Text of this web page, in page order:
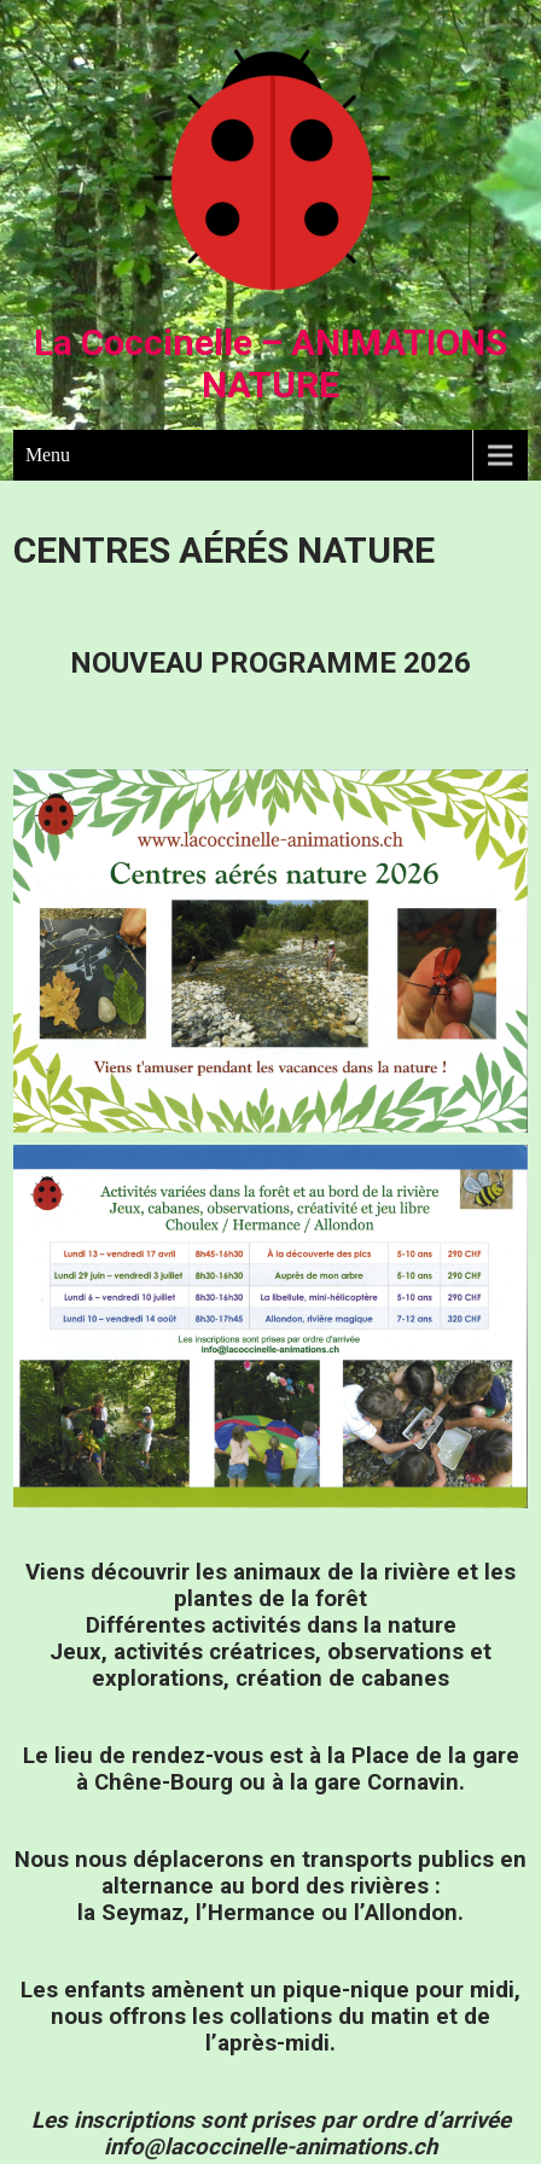
La Coccinelle – ANIMATIONS
NATURE
Menu
CENTRES AÉRÉS NATURE
NOUVEAU PROGRAMME 2026
Viens découvrir les animaux de la rivière et les
plantes de la forêt
Différentes activités dans la nature
Jeux, activités créatrices, observations et
explorations, création de cabanes
Le lieu de rendez-vous est à la Place de la gare
à Chêne-Bourg ou à la gare Cornavin.
Nous nous déplacerons en transports publics en
alternance au bord des rivières :
la Seymaz, l’Hermance ou l’Allondon.
Les enfants amènent un pique-nique pour midi,
nous offrons les collations du matin et de
l’après-midi.
Les inscriptions sont prises par ordre d’arrivée
info@lacoccinelle-animations.ch